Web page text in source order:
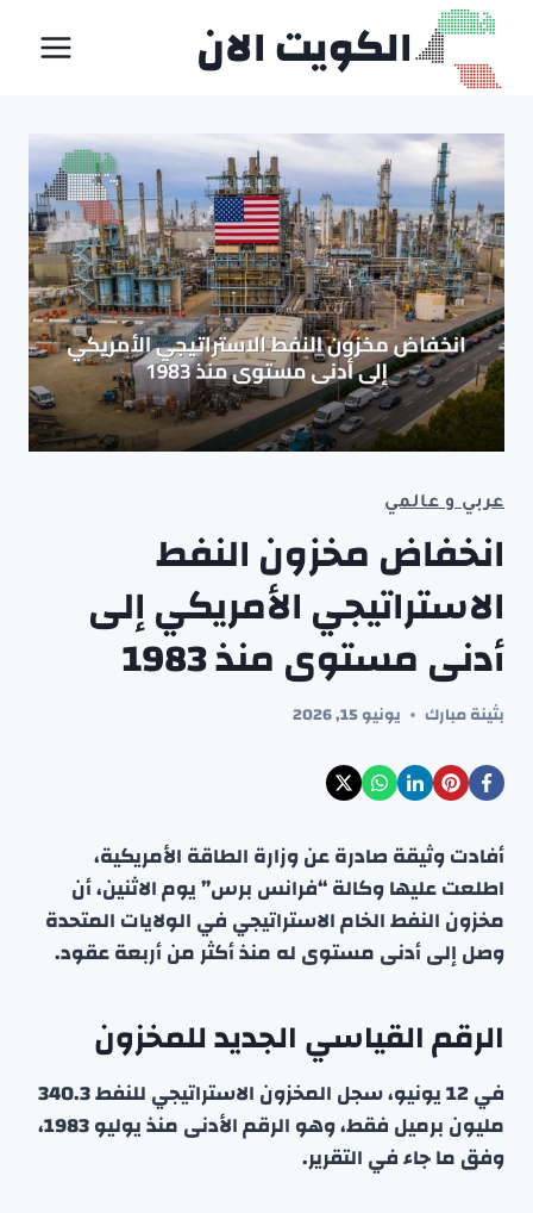
التجاوز
المحتوى
الكويت الان
عربي و عالمي
انخفاض مخزون النفط
الاستراتيجي الأمريكي إلى
أدنى مستوى منذ 1983
بثينة مبارك يونيو 15, 2026
أفادت وثيقة صادرة عن وزارة الطاقة الأمريكية،
اطلعت عليها وكالة “فرانس برس” يوم الاثنين، أن
مخزون النفط الخام الاستراتيجي في الولايات المتحدة
وصل إلى أدنى مستوى له منذ أكثر من أربعة عقود.
الرقم القياسي الجديد للمخزون
في 12 يونيو، سجل المخزون الاستراتيجي للنفط 340.3
مليون برميل فقط، وهو الرقم الأدنى منذ يوليو 1983،
وفق ما جاء في التقرير.